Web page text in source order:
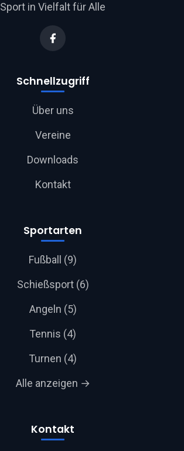
Sport in Vielfalt für Alle
Schnellzugriff
Über uns
Vereine
Downloads
Kontakt
Sportarten
Fußball (9)
Schießsport (6)
Angeln (5)
Tennis (4)
Turnen (4)
Alle anzeigen →
Kontakt